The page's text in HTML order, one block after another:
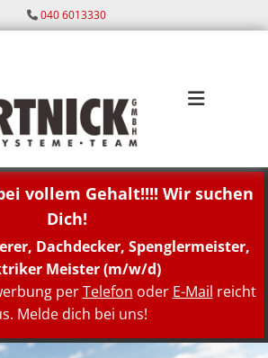
 040 6013330
vollem Gehalt!!!! Wir suchen
Dich!
Dachdecker, Spenglermeister,
Meister (m/w/d)
perTelefon oder E-Mail reicht
Melde dich bei uns!